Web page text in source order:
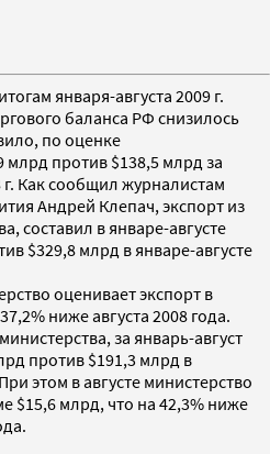
января-августа 2009 г.
баланса РФ снизилось
по оценке
против $138,5 млрд за
Как сообщил журналистам
Андрей Клепач, экспорт из
составил в январе-августе
$329,8 млрд в январе-августе
оценивает экспорт в
ниже августа 2008 года.
за январь-август
против $191,3 млрд в
этом в августе министерство
$15,6 млрд, что на 42,3% ниже